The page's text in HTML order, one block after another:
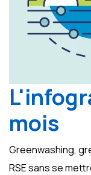
mois
Greenwashing,
RSE sans se